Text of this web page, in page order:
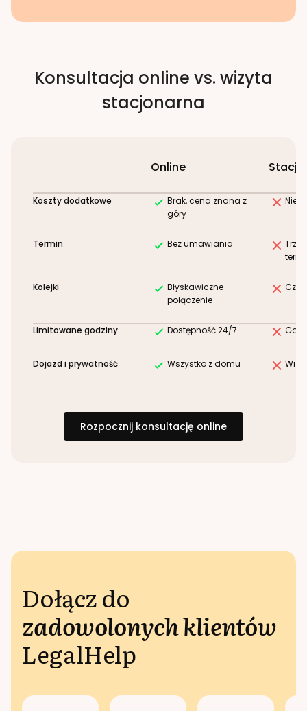
Konsultacja online vs. wizyta
stacjonarna
Online
Koszty dodatkowe
Brak, cena znana z
góry
Termin Bez umawiania
Kolejki
Błyskawiczne
połączenie
Limitowane godziny Dostępność 24/7
Dojazd i prywatność Wszystko z domu
Rozpocznij konsultację online
Dołącz do
zadowolonych klientów
LegalHelp